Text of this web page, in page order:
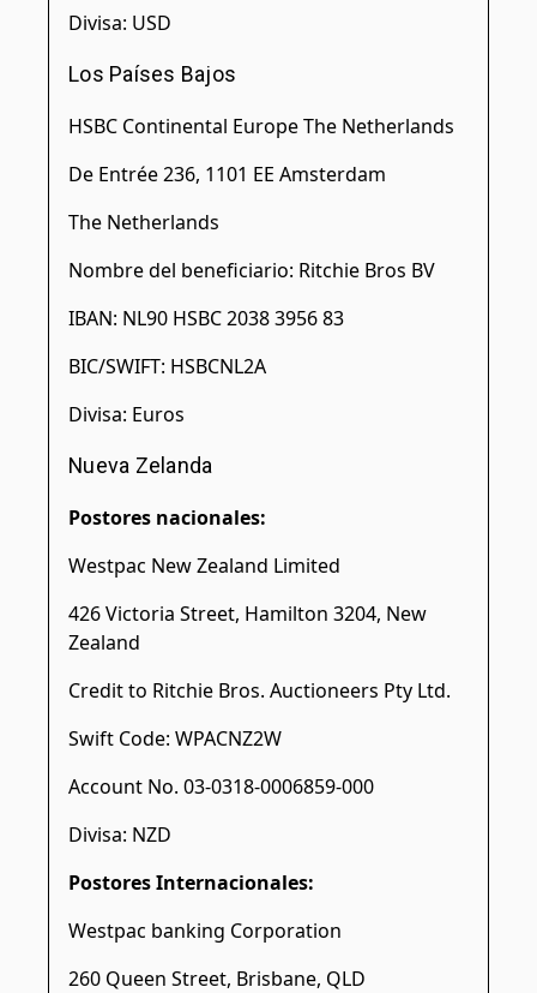
Divisa: USD
Los Países Bajos
HSBC Continental Europe The Netherlands
De Entrée 236, 1101 EE Amsterdam
The Netherlands
Nombre del beneficiario: Ritchie Bros BV
IBAN: NL90 HSBC 2038 3956 83
BIC/SWIFT: HSBCNL2A
Divisa: Euros
Nueva Zelanda
Postores nacionales:
Westpac New Zealand Limited
426 Victoria Street, Hamilton 3204, New
Zealand
Credit to Ritchie Bros. Auctioneers Pty Ltd.
Swift Code: WPACNZ2W
Account No. 03-0318-0006859-000
Divisa: NZD
Postores Internacionales:
Westpac banking Corporation
260 Queen Street, Brisbane, QLD